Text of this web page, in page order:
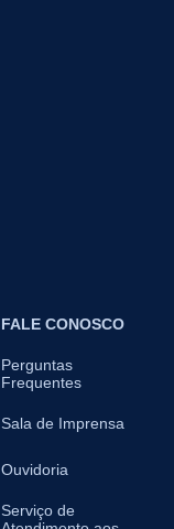
FALE CONOSCO
Perguntas
Frequentes
Sala de Imprensa
Ouvidoria
Serviço de